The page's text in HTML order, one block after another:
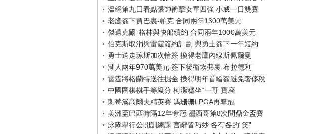
溫網第九日看點張帥衝擊女單四強 小威一日雙賽
老鷹簽下賈巴裏-帕克 合同兩年1300萬美元
傑邁克爾-格林與快船續約 合同兩年1000萬美元
伯克斯取消與雷霆簽約計劃 與勇士簽下一年短約
勇士送走琼斯加次輪簽 換得老鷹內線斯佩爾曼
湖人兩年970萬美元 簽下後衛埃弗裏-布拉德利
雷霆將格蘭特送往掘金 換得明年首輪簽避免奢侈稅
中國圍棋棋手等級分 柯潔穩坐“一哥”寶座
刺莓溪高爾夫精英賽 馮珊珊LPGA再奪冠
美洲盃巴西時隔12年奪冠 墨西哥第8次問鼎金盃賽
泳隊舉行公開訓練課 言辭皆巧妙 各有各的“笑”